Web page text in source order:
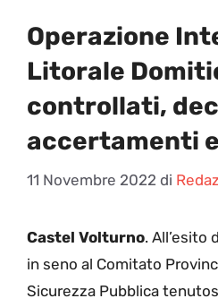
Operazione
Litorale
controllati,
accertamenti
11 Novembre 2022 di
Castel Volturno. All’esito
in seno al Comitato
Sicurezza Pubblica